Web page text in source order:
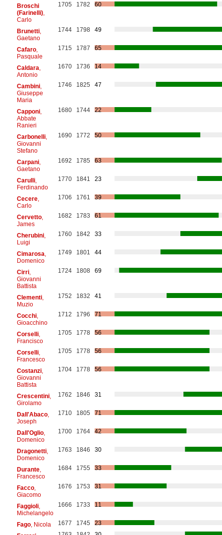
Broschi
(Farinelli),
Carlo
1705 1782 60
Brunetti,
Gaetano
1744 1798 49
Cafaro,
Pasquale
1715 1787 65
Caldara
Antonio
1670 1736 14
Cambini,
Giuseppe
Maria
1746 1825 47
Capponi,
Abbate
Ranieri
1680 1744 22
Carbonelli,
Giovanni
Stefano
1690 1772 50
Carpani,
Gaetano
1692 1785 63
Carulli,
Ferdinando
1770 1841 23
Cecere,
Carlo
1706 1761 39
Cervetto,
James
1682 1783 61
Cherubini,
Luigi
1760 1842 33
Cimarosa
Domenico
1749 1801 44
Cirri,
Giovanni
Battista
1724 1808 69
Clementi,
Muzio
1752 1832 41
Cocchi,
Gioacchino
1712 1796 71
Corselli,
Francisco
1705 1778 56
Corselli,
Francesco
1705 1778 56
Costanzi,
Giovanni
Battista
1704 1778 56
Crescentini,
Girolamo
1762 1846 31
Dall'Abaco,
Joseph
1710 1805 71
Dall'Oglio,
Domenico
1700 1764 42
Dragonetti,
Domenico
1763 1846 30
Durante,
Francesco
1684 1755 33
Facco,
Giacomo
1676 1753 31
Faggioli,
Michelangelo
1666 1733 11
Fago, Nicola 1677 1745
23